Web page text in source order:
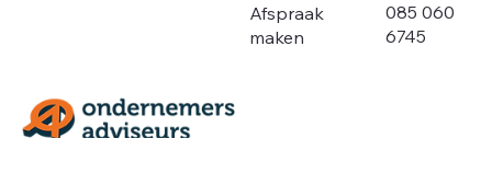
Afspraak
maken
085 060
6745